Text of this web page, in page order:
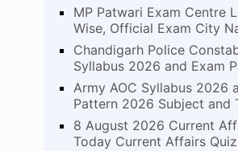
MP Patwari Exam Centre
Wise, Official Exam City
Chandigarh Police
Syllabus 2026 and Exam
Army AOC Syllabus 2026
Pattern 2026 Subject and
8 August 2026 Current
Today Current Affairs Quiz